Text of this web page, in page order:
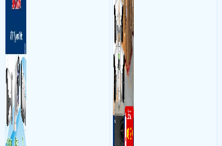
cứng Tosiba 2T
- Khách Lắp Camera Kho Khánh Tường
Địa điểm lăp đặt camera 48/3/4B
Thạnh Xuân 25, Phường Thạnh Xuân, Quận 12 Sử dụng
1 KX-A4K8116N3-VN, ổ 4T của khách, 6 DH-H5D-5F, 6 chân rút
lắp lên bàn, phần mềm online nhận mã tự động 4 triệu 1 năm, 2 LS1008G
- Khách Lắp Camera CÔNG TY TNHH PHONG MINH STAR
đặt camera Thôn Ngọc Đà, Thôn Ngọc Đà, X.Tân Quang, H.Văn Lâm,
T.Hưng Yên, Sử dụng
Dịch vụ camera quan sátĐầu ghi hình IP 4 Kênh
KX-A8124N2 : 1 cái ,Camera DH-H5D-5F : 1 cái, 1 ổ cứng 500GB ( kiệt
phát ) , chân loa : 1 cái, phần mềm offline có thu phí 500k/năm
- Khách Lắp Camera Công Ty TNHH Thương Mại - Điện Diệu Thành
điểm lăp đặt camera 45 Triệu Quang Phục, Chợ Lớn, Hồ Chí Minh Sử
dụngDịch vụ camera quan sát
1 KX-A8124N2-VN + 1 ổ cứng 1T VP, 1
DH-H3D-3F, 1 TP-SF1005D 100mp, phần mềm online tự động 1 bàn 1tr/1
năm
- Khách Lắp Camera a Thông
Địa điểm lăp đặt camera 144/7 Bình Thới
Quận 11 Sử dụng
Dịch vụ camera quan sát4 cam imou ipc-a32ep, 2 cam